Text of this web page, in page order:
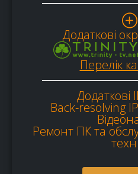
Додаткові
Перелік
Додаткові
Back-resolving
Ремонт ПК та